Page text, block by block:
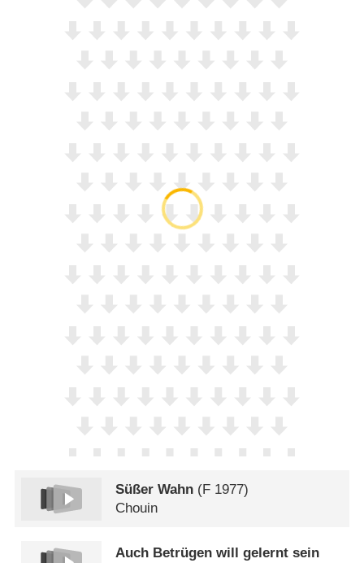
Süßer Wahn (F 1977)
Chouin
Auch Betrügen will gelernt sein